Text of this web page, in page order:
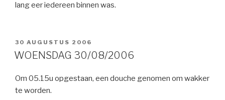
lang eer iedereen binnen was.
GEPLAATST
OP
30 AUGUSTUS 2006
WOENSDAG 30/08/2006
Om 05.15u opgestaan, een douche genomen om wakker
te worden.